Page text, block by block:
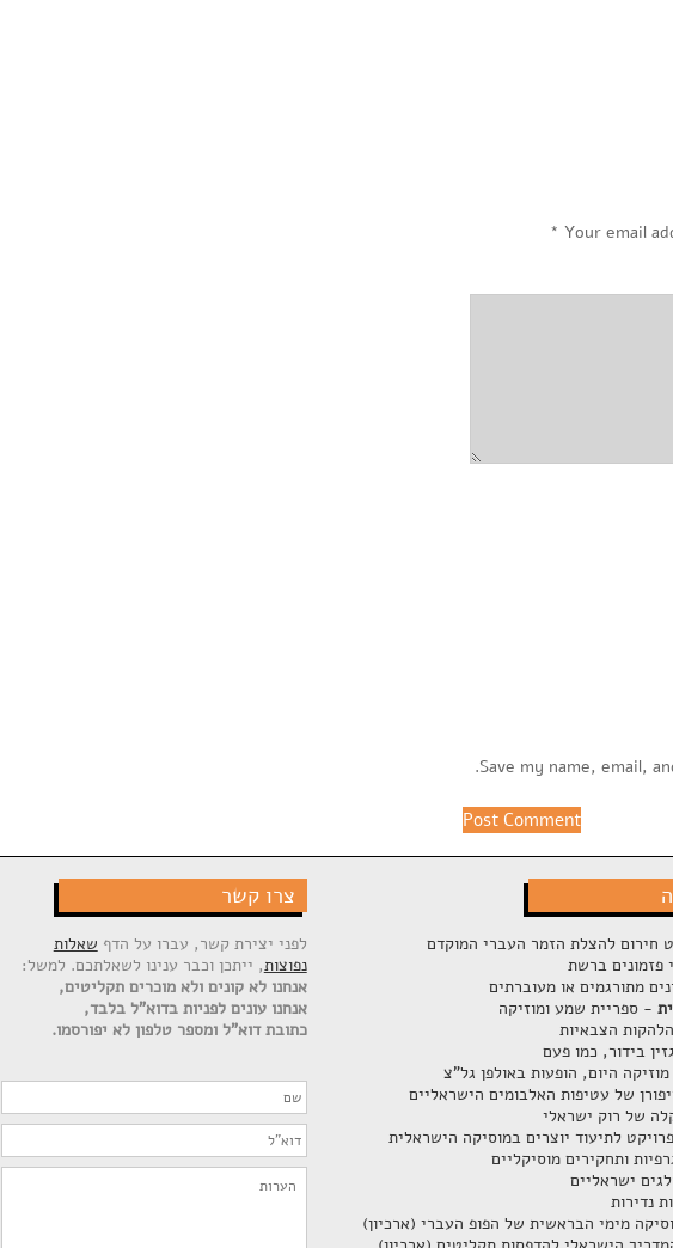
Your email
*
Save my name, email,
צרו קשר
לפני יצירת קשר, עברו על הדף שאלות
נפוצות, ייתכן וכבר ענינו לשאלתכם. למשל:
אנחנו לא קונים ולא מוכרים תקליטים,
אנחנו עונים לפניות בדוא"ל בלבד,
כתובת דוא"ל ומספר טלפון לא יפורסמו.
חירום להצלת הזמר העברי המוקדם
פזמונים ברשת
מתורגמים או מעוברתים
- ספריית שמע ומוזיקה
הצבאיות
בידור, כמו פעם
היום, הופעות באולפן גל"צ
של עטיפות האלבומים הישראליים
של רוק ישראלי
לתיעוד יוצרים במוסיקה הישראלית
ותחקירים מוסיקליים
ישראליים
נדירות
מימי הבראשית של הפופ העברי (ארכיון)